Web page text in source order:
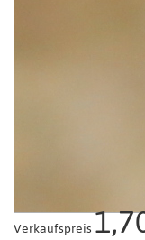
Verkaufspreis